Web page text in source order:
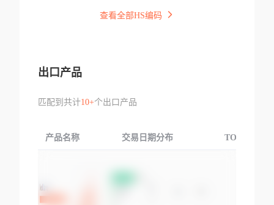
查看全部HS编码
出口产品
匹配到共计10+个出口产品
产品名称 交易日期分布 TOP3交易国